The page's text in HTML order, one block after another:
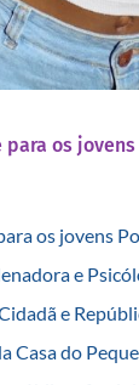
para os jovens
os jovens
e
e
Casa do